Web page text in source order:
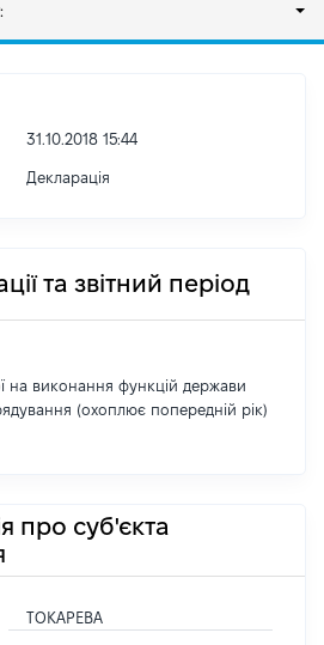
31.10.2018 15:44
Декларація
та звітний період
на виконання функцій держави
(охоплює попередній рік)
про суб'єкта
ТОКАРЕВА